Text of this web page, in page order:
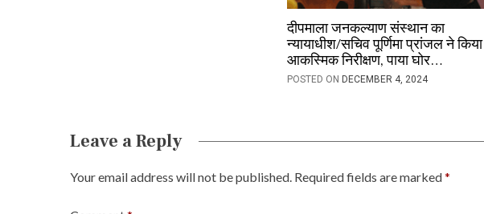
दीपमाला जनकल्याण संस्थान का
न्यायाधीश/सचिव पूर्णिमा प्रांजल ने किया
आकस्मिक निरीक्षण, पाया घोर…
POSTED ONDECEMBER 4, 2024
Leave a Reply
Your email address will not be published. Required fields are marked*